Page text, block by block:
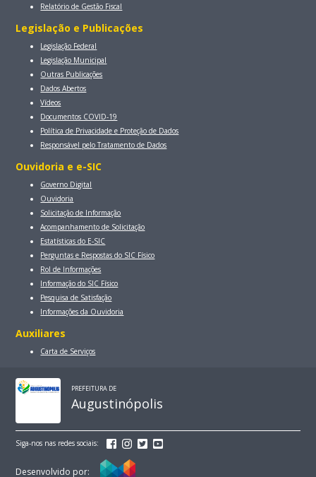
Relatório de Gestão Fiscal
Legislação e Publicações
Legislação Federal
Legislação Municipal
Outras Publicações
Dados Abertos
Vídeos
Documentos COVID-19
Política de Privacidade e Proteção de Dados
Responsável pelo Tratamento de Dados
Ouvidoria e e-SIC
Governo Digital
Ouvidoria
Solicitação de Informação
Acompanhamento de Solicitação
Estatísticas do E-SIC
Perguntas e Respostas do SIC Físico
Rol de Informações
Informação do SIC Físico
Pesquisa de Satisfação
Informações da Ouvidoria
Auxiliares
Carta de Serviços
PREFEITURA DE
Augustinópolis
Siga-nos nas redes sociais:
Desenvolvido por: